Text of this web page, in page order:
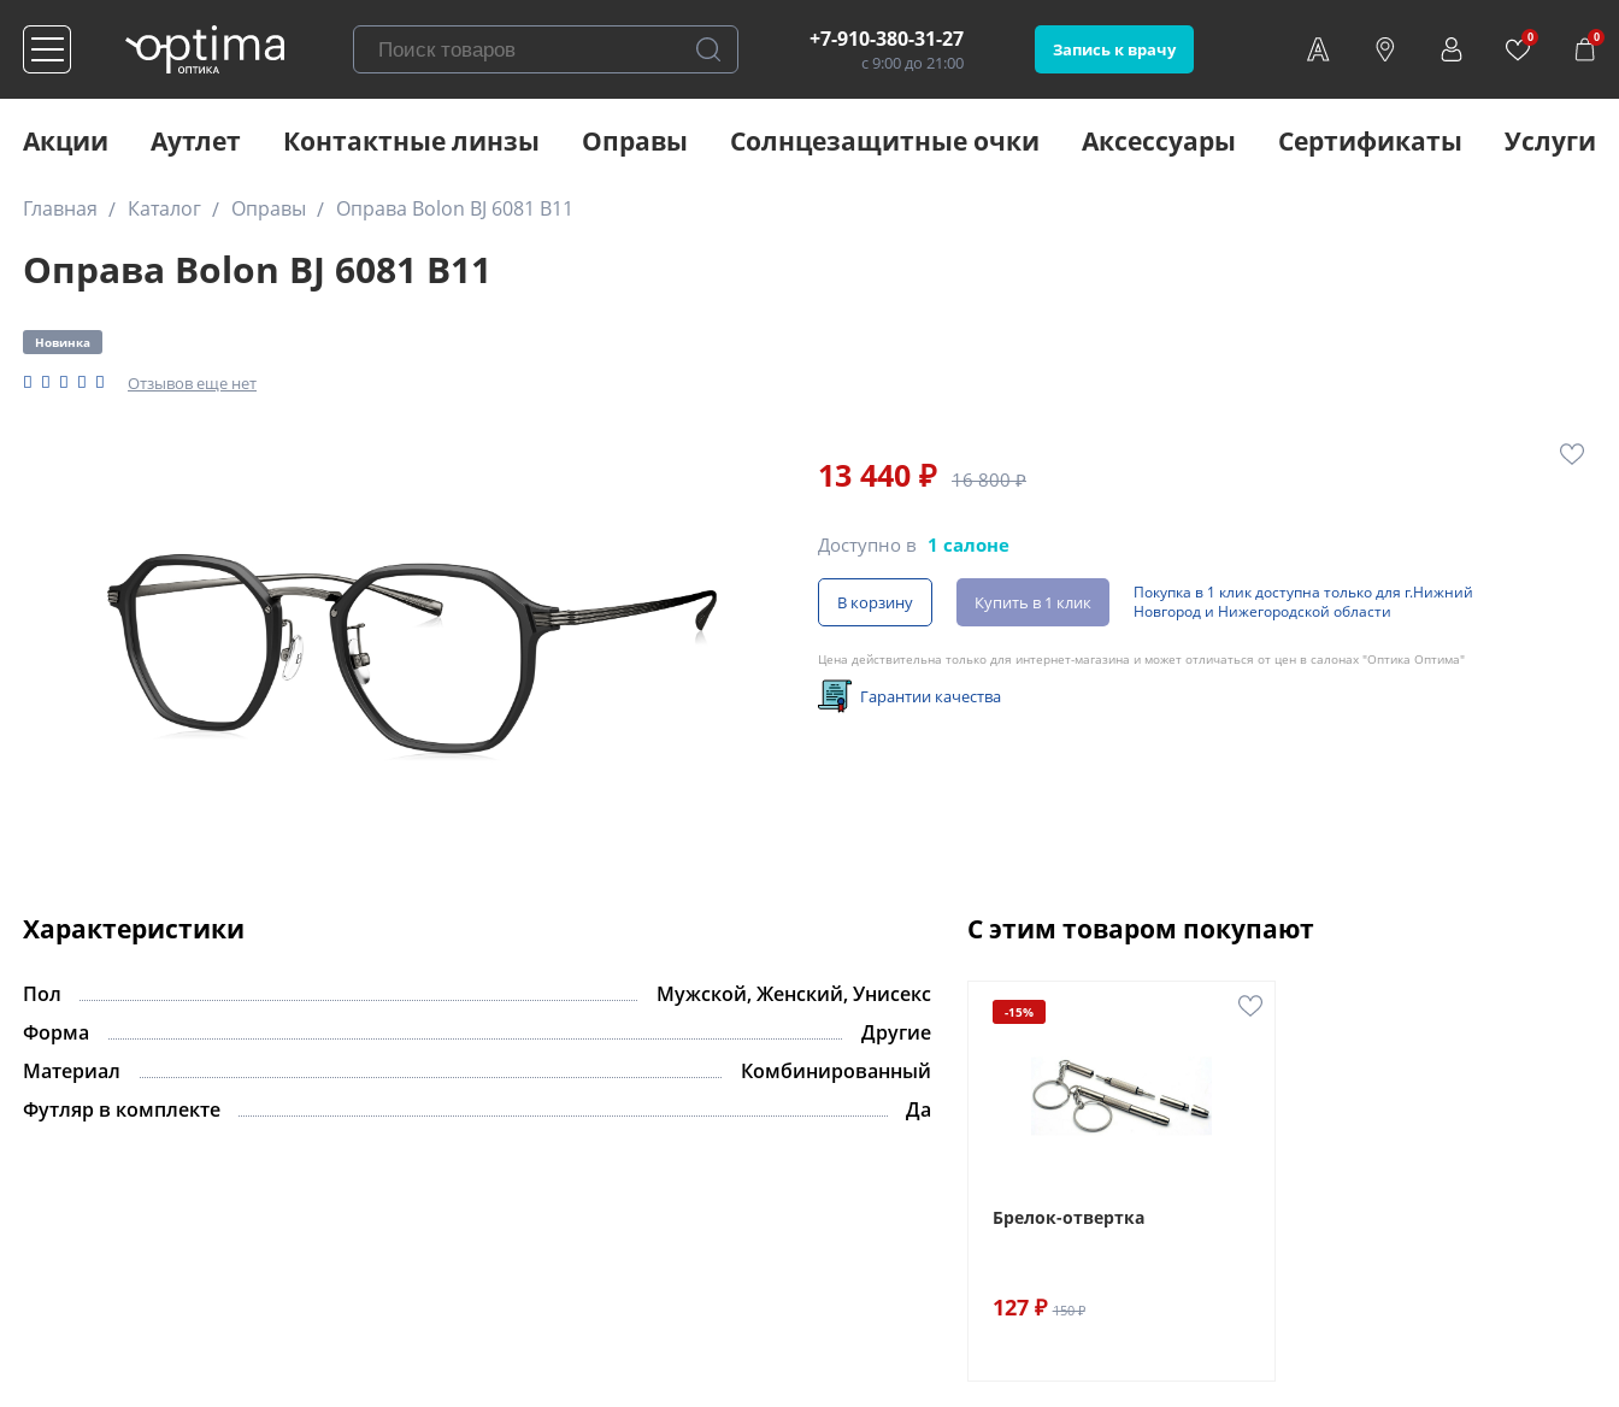
+7-910-380-31-27
с 9:00 до 21:00
Запись к врачу
0 0
Акции Аутлет Контактные линзы Оправы Солнцезащитные очки Аксессуары Сертификаты Услуги
Главная Каталог Оправы Оправа Bolon BJ 6081 B11
Оправа Bolon BJ 6081 B11
Новинка
Отзывов еще нет
13 440 ₽ 16 800 ₽
Доступно в 1 салоне
В корзину Купить в 1 клик
Покупка в 1 клик доступна только для г.Нижний
Новгород и Нижегородской области
Цена действительна только для интернет-магазина и может отличаться от цен в салонах "Оптика Оптима"
Гарантии качества
Характеристики
Пол
Мужской, Женский, Унисекс
Форма
Другие
Материал
Комбинированный
Футляр в комплекте
Да
С этим товаром покупают
-15%
Брелок-отвертка
127 ₽ 150 ₽